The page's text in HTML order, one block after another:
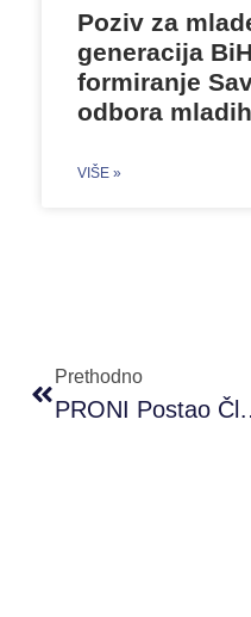
Poziv za
generacija
formiranje
odbora mladih
VIŠE »
Prethodno
PRONI Postao